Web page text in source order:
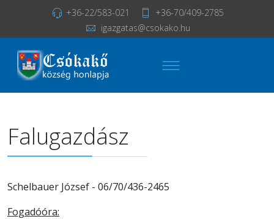
+36-22/583-021
+36-70/409-2785
igazgatas@csokako.hu
Falugazdász
Schelbauer József - 06/70/436-2465
Fogadóóra: